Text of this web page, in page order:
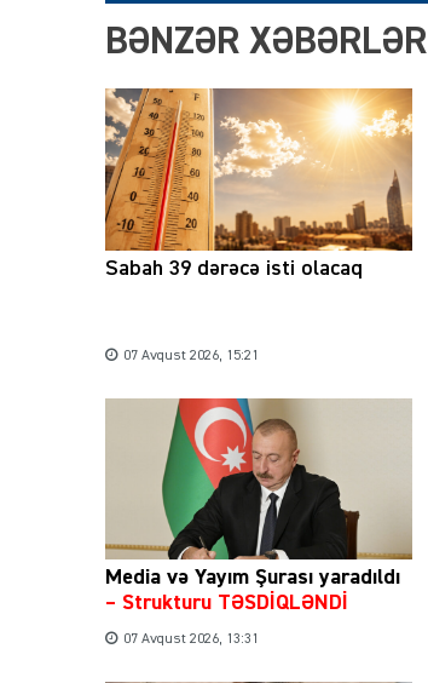
BƏNZƏR XƏBƏRLƏR
Sabah 39 dərəcə isti olacaq
07 Avqust 2026, 15:21
Media və Yayım Şurası yaradıldı
– Strukturu TƏSDİQLƏNDİ
07 Avqust 2026, 13:31